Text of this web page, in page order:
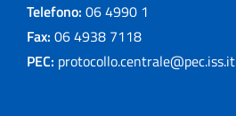
Telefono: 06 4990 1
Fax: 06 4938 7118
PEC: protocollo.centrale@pec.iss.it